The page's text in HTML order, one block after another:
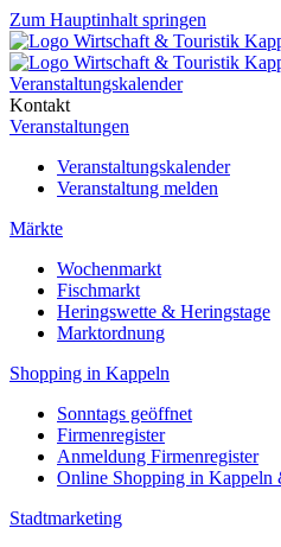
Zum Hauptinhalt springen
Veranstaltungskalender
Kontakt
Veranstaltungen
Veranstaltungskalender
Veranstaltung melden
Märkte
Wochenmarkt
Fischmarkt
Heringswette & Heringstage
Marktordnung
Shopping in Kappeln
Sonntags geöffnet
Firmenregister
Anmeldung Firmenregister
Online Shopping in Kappeln
Stadtmarketing